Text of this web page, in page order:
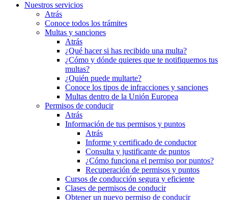
Nuestros servicios
Atrás
Conoce todos los trámites
Multas y sanciones
Atrás
¿Qué hacer si has recibido una multa?
¿Cómo y dónde quieres que te notifiquemos tus
multas?
¿Quién puede multarte?
Conoce los tipos de infracciones y sanciones
Multas dentro de la Unión Europea
Permisos de conducir
Atrás
Información de tus permisos y puntos
Atrás
Informe y certificado de conductor
Consulta y justificante de puntos
¿Cómo funciona el permiso por puntos?
Recuperación de permisos y puntos
Cursos de conducción segura y eficiente
Clases de permisos de conducir
Obtener un nuevo permiso de conducir